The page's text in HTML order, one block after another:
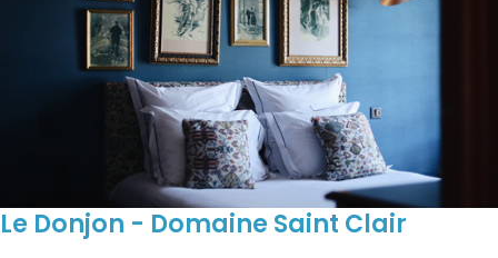
Le Donjon - Domaine Saint Clair